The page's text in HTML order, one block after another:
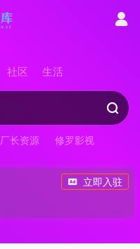
社区 生活
厂长资源 修罗影视
立即入驻